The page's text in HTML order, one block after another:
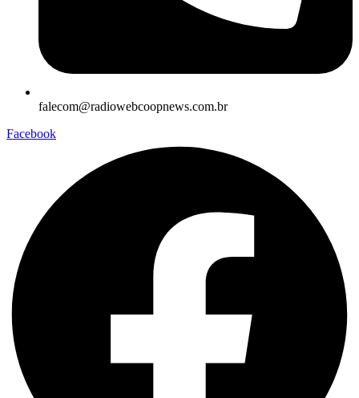
falecom@radiowebcoopnews.com.br
Facebook